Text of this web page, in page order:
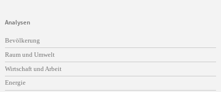
Analysen
Navigation
überspringen
Bevölkerung
Raum und Umwelt
Wirtschaft und Arbeit
Energie